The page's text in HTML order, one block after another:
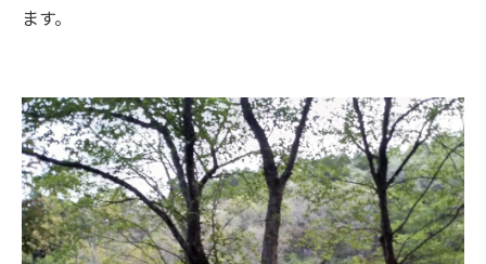
ます。